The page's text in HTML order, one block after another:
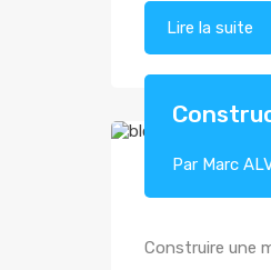
Lire la suite
Par Marc
Construire une